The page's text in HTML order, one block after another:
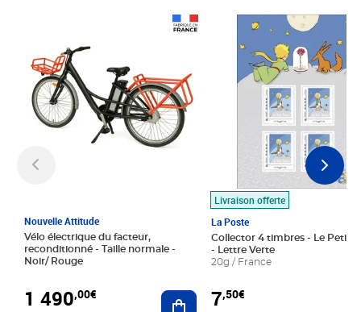
Nouvelle Attitude
Vélo électrique du facteur,
reconditionné - Taille normale -
Noir/ Rouge
1 490,00€ Ajouter au panier
Livraison offerte
La Poste
Collector 4 timbres - Le Petit
- Lettre Verte
20g / France
7,50€
Prix 7,50€